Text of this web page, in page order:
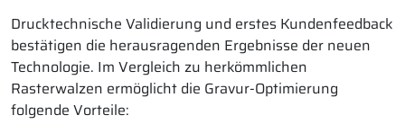
Drucktechnische Validierung und erstes Kundenfeedback
bestätigen die herausragenden Ergebnisse der neuen
Technologie. Im Vergleich zu herkömmlichen
Rasterwalzen ermöglicht die Gravur-Optimierung
folgende Vorteile: